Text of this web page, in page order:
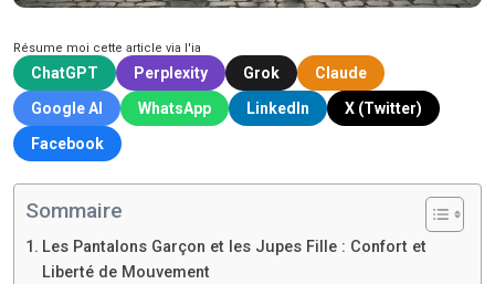
Résume moi cette article via l'ia
ChatGPT Perplexity Grok
Claude
Google AI
WhatsApp LinkedIn
X (Twitter)
Facebook
Sommaire
Les Pantalons Garçon et les Jupes Fille : Confort et
Liberté de Mouvement